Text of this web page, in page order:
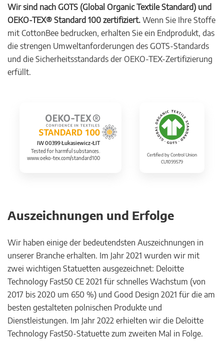
Wir sind nach GOTS (Global Organic Textile Standard) und
OEKO-TEX® Standard 100 zertifiziert. Wenn Sie Ihre Stoffe
mit CottonBee bedrucken, erhalten Sie ein Endprodukt, das
die strengen Umweltanforderungen des GOTS-Standards
und die Sicherheitsstandards der OEKO-TEX-Zertifizierung
erfüllt.
IW 00399 Łukasiewicz-ŁIT
Tested for harmful substances.
www.oeko-tex.com/standard100
Certified by Control Union
CU1099579
Auszeichnungen und Erfolge
Wir haben einige der bedeutendsten Auszeichnungen in
unserer Branche erhalten. Im Jahr 2021 wurden wir mit
zwei wichtigen Statuetten ausgezeichnet: Deloitte
Technology Fast50 CE 2021 für schnelles Wachstum (von
2017 bis 2020 um 650 %) und Good Design 2021 für die am
besten gestalteten polnischen Produkte und
Dienstleistungen. Im Jahr 2022 erhielten wir die Deloitte
Technology Fast50-Statuette zum zweiten Mal in Folge.